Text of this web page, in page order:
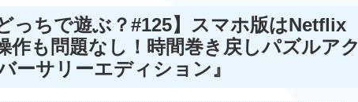
っちで遊ぶ？#125】スマホ版はNetflix
作も問題なし！時間巻き戻しパズルアク
ーサリーエディション』